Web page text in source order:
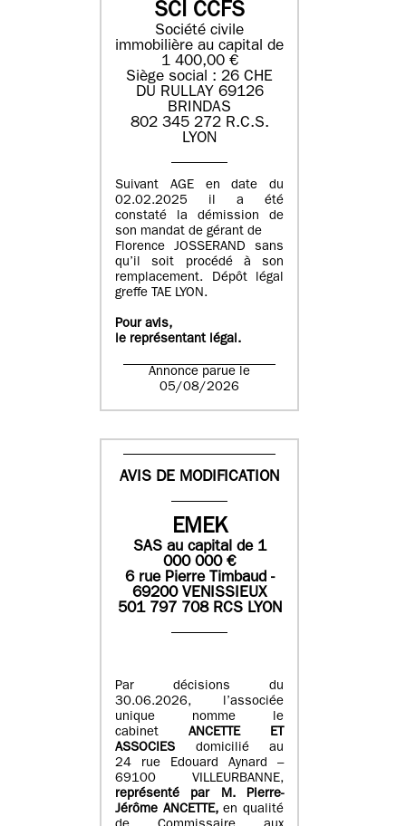
SCI CCFS
Société civile
immobilière au capital de
1 400,00 €
Siège social : 26 CHE
DU RULLAY 69126
BRINDAS
802 345 272 R.C.S.
LYON
Suivant AGE en date du
02.02.2025 il a été
constaté la démission de
son mandat de gérant de
Florence JOSSERAND sans
qu’il soit procédé à son
remplacement. Dépôt légal
greffe TAE LYON.
Pour avis,
le représentant légal.
Annonce parue le
05/08/2026
AVIS DE MODIFICATION
EMEK
SASau capital de 1
000 000€
6 rue Pierre Timbaud -
69200 VENISSIEUX
501 797 708 RCS LYON
Par décisions du
30.06.2026, l’associée
unique nomme le
cabinet ANCETTE ET
ASSOCIES
domicilié au
24 rue Edouard Aynard –
69100 VILLEURBANNE,
représenté par M.Pierre-
Jérôme ANCETTE, en qualité